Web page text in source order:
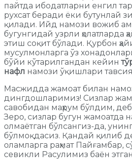
пайтда ибодатларни енгил
рухсат беради ёки бутунлай
қилади. Ийд намози вожиб
бугунгидай узрли ҳолатларда
этиш соқит бўлади. Қурбон
мусулмонларга ўз
бўйи кўтарилгандан кейин
нафл намози ўқишлари
Масжидда жамоат билан
дингдошларимиз! Сизлар
савобидан маҳрум бўлдим, деб
Зеро, сизлар бугун жамоатда
олмаётган бўлсангиз-да,
бўлмоқдасиз. Қандай қилиб
оламларга раҳмат Пайғамбар,
севикли Расулимиз баён